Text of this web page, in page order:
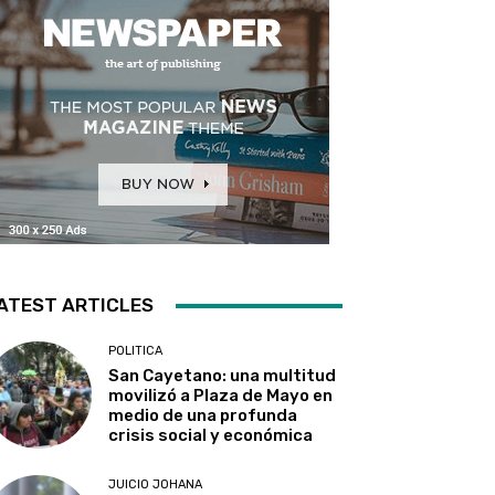
ARTICLES
POLITICA
San Cayetano: una multitud
movilizó a Plaza de Mayo en
medio de una profunda
crisis social y económica
JUICIO JOHANA